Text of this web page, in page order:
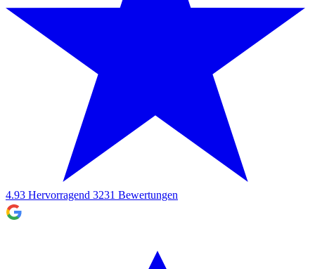
4.93 Hervorragend 3231 Bewertungen